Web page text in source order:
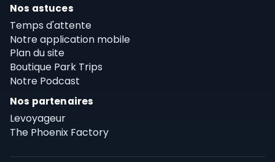
Nos astuces
Temps d'attente
Notre application mobile
Plan du site
Boutique Park Trips
Notre Podcast
Nos partenaires
Levoyageur
The Phoenix Factory